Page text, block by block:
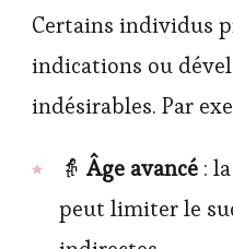
Certains individus
indications ou
indésirables. Par
👵 Âge avancé :
peut limiter le